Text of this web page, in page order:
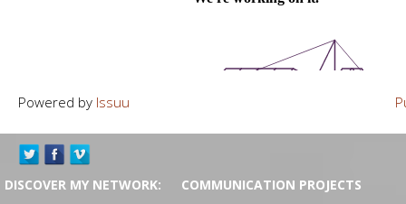
Powered by Issuu
DISCOVER MY NETWORK:
COMMUNICATION PROJECTS